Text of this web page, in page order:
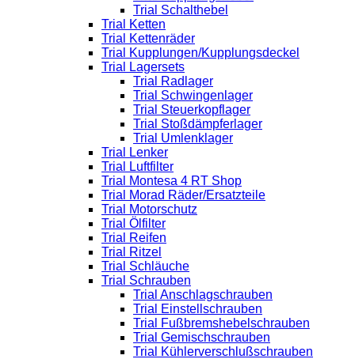
Trial Schalthebel
Trial Ketten
Trial Kettenräder
Trial Kupplungen/Kupplungsdeckel
Trial Lagersets
Trial Radlager
Trial Schwingenlager
Trial Steuerkopflager
Trial Stoßdämpferlager
Trial Umlenklager
Trial Lenker
Trial Luftfilter
Trial Montesa 4 RT Shop
Trial Morad Räder/Ersatzteile
Trial Motorschutz
Trial Ölfilter
Trial Reifen
Trial Ritzel
Trial Schläuche
Trial Schrauben
Trial Anschlagschrauben
Trial Einstellschrauben
Trial Fußbremshebelschrauben
Trial Gemischschrauben
Trial Kühlerverschlußschrauben